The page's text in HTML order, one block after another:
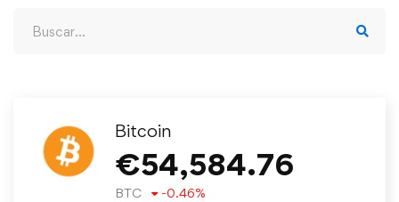
Bitcoin
€54,584.76
BTC -0.46%